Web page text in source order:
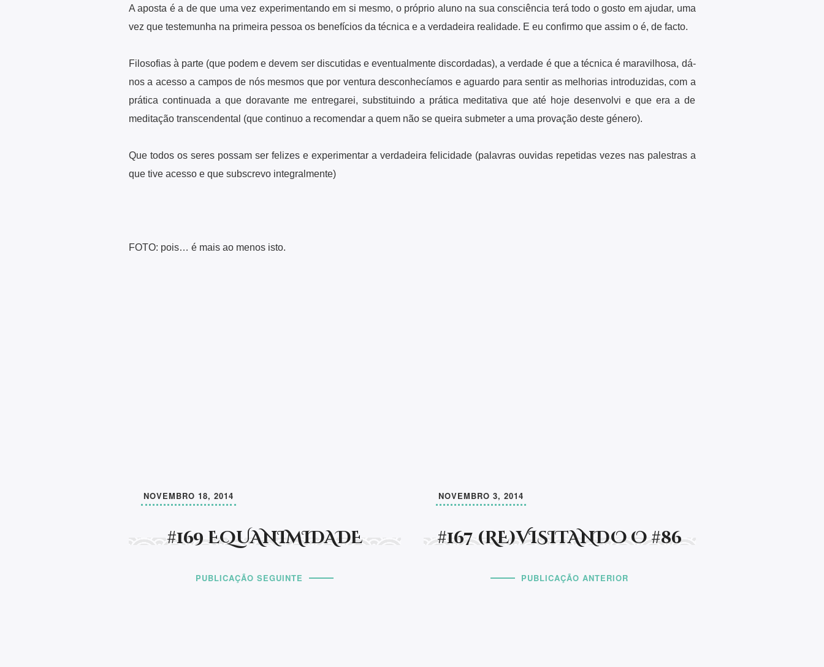
A aposta é a de que uma vez experimentando em si mesmo, o próprio aluno na sua consciência terá todo o gosto em ajudar, uma
vez que testemunha na primeira pessoa os benefícios da técnica e a verdadeira realidade. E eu confirmo que assim o é, de facto.
Filosofias à parte (que podem e devem ser discutidas e eventualmente discordadas), a verdade é que a técnica é maravilhosa, dá-
nos a acesso a campos de nós mesmos que por ventura desconhecíamos e aguardo para sentir as melhorias introduzidas, com a
prática continuada a que doravante me entregarei, substituindo a prática meditativa que até hoje desenvolvi e que era a de
meditação transcendental (que continuo a recomendar a quem não se queira submeter a uma provação deste género).
Que todos os seres possam ser felizes e experimentar a verdadeira felicidade (palavras ouvidas repetidas vezes nas palestras a
que tive acesso e que subscrevo integralmente)
FOTO: pois… é mais ao menos isto.
#169 EQUANIMIDADE
NOVEMBRO 18, 2014
PUBLICAÇÃO SEGUINTE
#167 (RE)VISITANDO O #86
NOVEMBRO 3, 2014
PUBLICAÇÃO ANTERIOR